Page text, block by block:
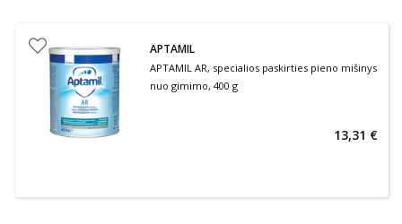
APTAMIL
APTAMIL AR, specialios paskirties pieno mišinys
nuo gimimo, 400 g
13,31 €